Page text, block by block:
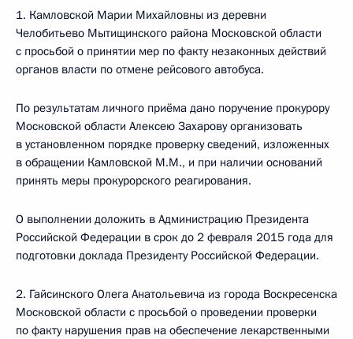
1. Камловской Марии Михайловны из деревни
Челобитьево Мытищинского района Московской области
с просьбой о принятии мер по факту незаконных действий
органов власти по отмене рейсового автобуса.
По результатам личного приёма дано поручение прокурору
Московской области Алексею Захарову организовать
в установленном порядке проверку сведений, изложенных
в обращении Камловской М.М., и при наличии оснований
принять меры прокурорского реагирования.
О выполнении доложить в Администрацию Президента
Российской Федерации в срок до 2 февраля 2015 года для
подготовки доклада Президенту Российской Федерации.
2. Гайсинского Олега Анатольевича из города Воскресенска
Московской области с просьбой о проведении проверки
по факту нарушения прав на обеспечение лекарственными